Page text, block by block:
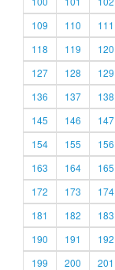
109
110 111
118
119 120
127
128 129
136
137 138
145
146 147
154
155 156
163
164 165
172
173 174
181
182 183
190
191 192
199
200 201